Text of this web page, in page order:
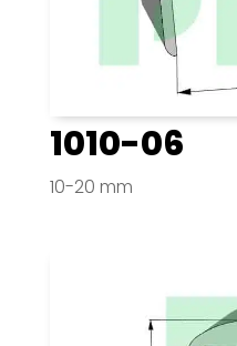
1010-06
10-20 mm